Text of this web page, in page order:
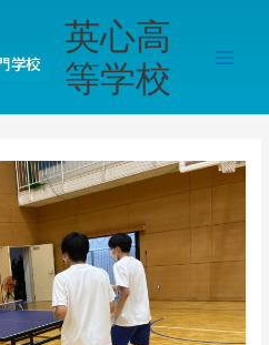
英心高
等学校